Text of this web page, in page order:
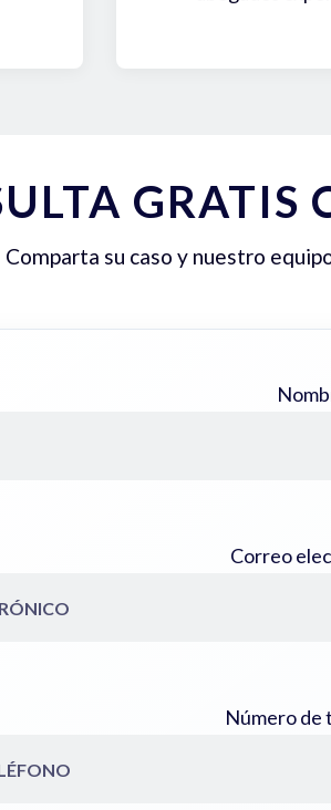
GRATIS
Comparta su caso y nuestro
Correo
Número de